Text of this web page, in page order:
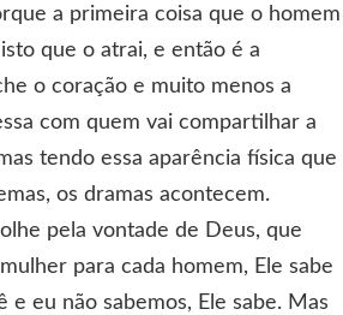
a primeira coisa que o homem
que o atrai, e então é a
o coração e muito menos a
com quem vai compartilhar a
tendo essa aparência física que
os dramas acontecem.
pela vontade de Deus, que
para cada homem, Ele sabe
e eu não sabemos, Ele sabe. Mas